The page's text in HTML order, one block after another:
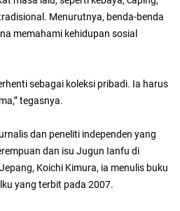
Menurutnya, benda-benda
memahami kehidupan sosial
sebagai koleksi pribadi. Ia harus
tegasnya.
dan peneliti independen yang
dan isu Jugun Ianfu di
Koichi Kimura, ia menulis buku
yang terbit pada 2007.